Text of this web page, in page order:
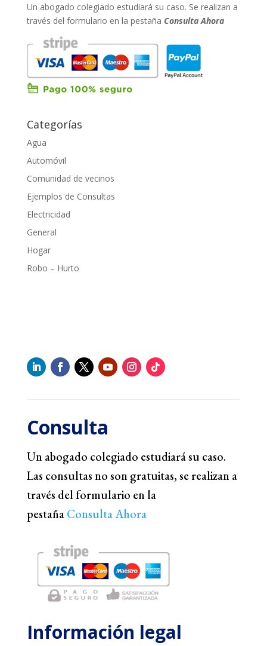
Un abogado colegiado estudiará su caso. Se realizan a
través del formulario en la pestaña Consulta Ahora
Categorías
Agua
Automóvil
Comunidad de vecinos
Ejemplos de Consultas
Electricidad
General
Hogar
Robo – Hurto
Consulta
Un abogado colegiado estudiará su caso.
Las consultas no son gratuitas, se realizan a
través del formulario en la
pestañaConsulta Ahora
Información legal